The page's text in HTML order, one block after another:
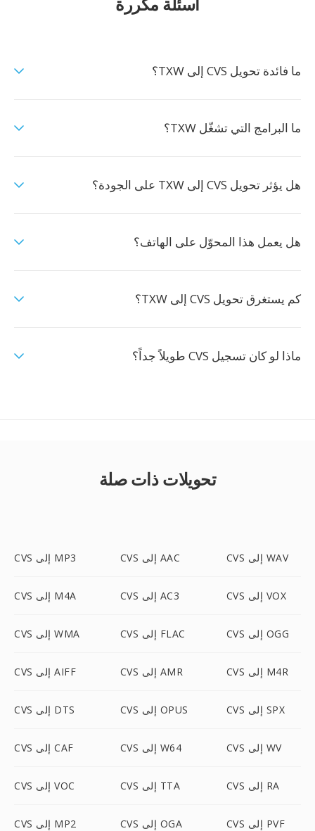
ما فائدة تحويل CVS إلى TXW؟
ما البرامج التي تشغّل TXW؟
هل يؤثر تحويل CVS إلى TXW على الجودة؟
هل يعمل هذا المحوّل على الهاتف؟
كم يستغرق تحويل CVS إلى TXW؟
ماذا لو كان تسجيل CVS طويلاً جداً؟
تحويلات ذات صلة
CVS إلى MP3 CVS إلى AAC CVS إلى WAV
CVS إلى M4A CVS إلى AC3 CVS إلى VOX
CVS إلى WMA CVS إلى FLAC CVS إلى OGG
CVS إلى AIFF CVS إلى AMR CVS إلى M4R
CVS إلى DTS CVS إلى OPUS CVS إلى SPX
CVS إلى CAF CVS إلى W64 CVS إلى WV
CVS إلى VOC CVS إلى TTA CVS إلى RA
CVS إلى MP2 CVS إلى OGA CVS إلى PVF